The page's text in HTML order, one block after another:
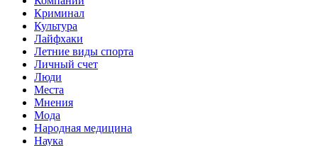
Криминал
Культура
Лайфхаки
Летние виды спорта
Личный счет
Люди
Места
Мнения
Мода
Народная медицина
Наука